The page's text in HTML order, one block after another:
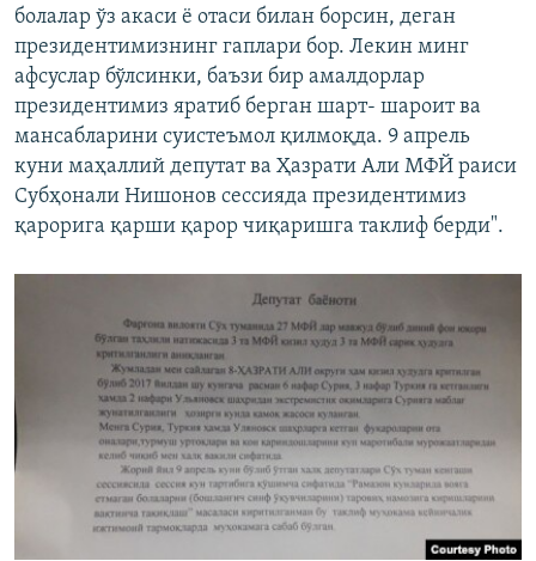
болалар ўз акаси ё отаси билан борсин, деган
президентимизнинг гаплари бор. Лекин минг
афсуслар бўлсинки, баъзи бир амалдорлар
президентимиз яратиб берган шарт- шароит ва
мансабларини суистеъмол қилмоқда. 9 апрель
куни маҳаллий депутат ва Ҳазрати Али МФЙ раиси
Субҳонали Нишонов сессияда президентимиз
қарорига қарши қарор чиқаришга таклиф берди".